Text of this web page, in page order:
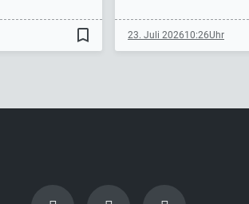
bookmark_border 23. Juli 202610:26